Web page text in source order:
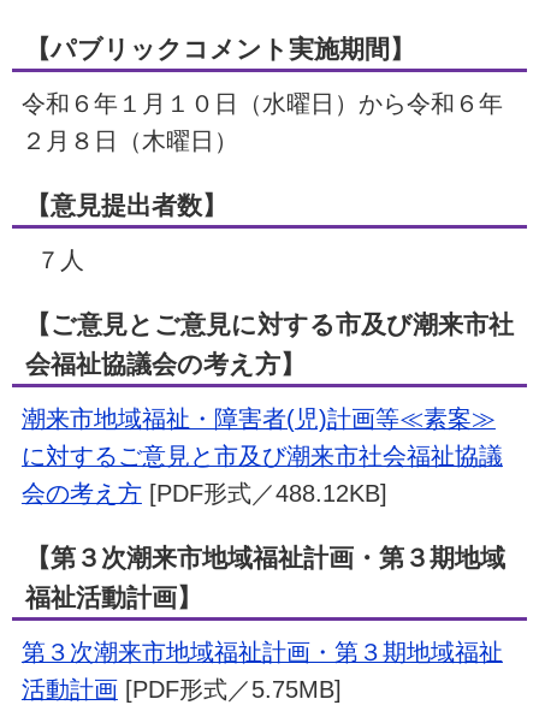
【パブリックコメント実施期間】
令和６年１月１０日（水曜日）から令和６年
２月８日（木曜日）
【意見提出者数】
７人
【ご意見とご意見に対する市及び潮来市社
会福祉協議会の考え方】
潮来市地域福祉・障害者(児)計画等≪素案≫
に対するご意見と市及び潮来市社会福祉協議
会の考え方[PDF形式／488.12KB]
【第３次潮来市地域福祉計画・第３期地域
福祉活動計画】
第３次潮来市地域福祉計画・第３期地域福祉
活動計画[PDF形式／5.75MB]